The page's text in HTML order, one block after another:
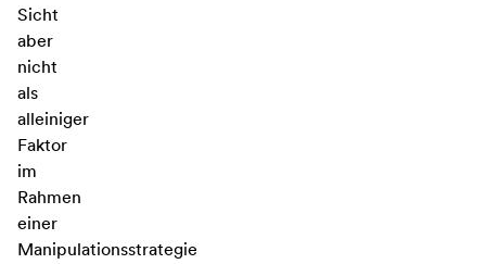
Sicht
aber
nicht
als
alleiniger
Faktor
im
Rahmen
einer
Manipulationsstrategie